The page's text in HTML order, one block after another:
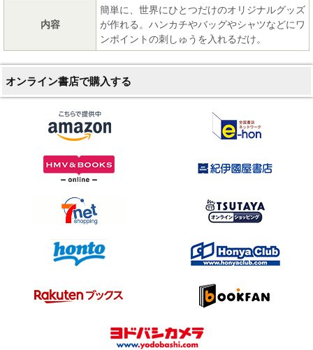
内容
簡単に、世界にひとつだけのオリジナルグッズ
が作れる。ハンカチやバッグやシャツなどにワ
ンポイントの刺しゅうを入れるだけ。
オンライン書店で購入する